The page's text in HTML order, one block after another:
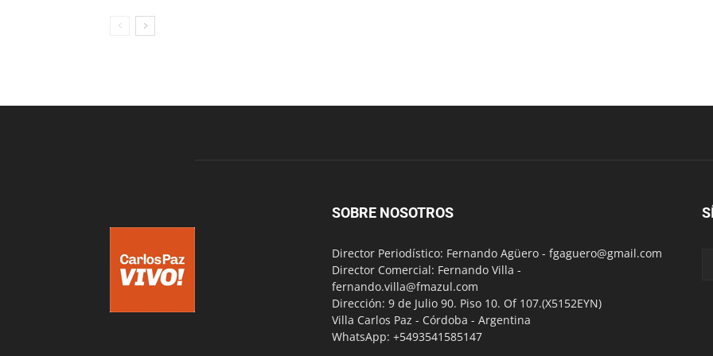
SOBRE NOSOTROS
Director Periodístico: Fernando Agüero - fgaguero@gmail.com
Director Comercial: Fernando Villa -
fernando.villa@fmazul.com
Dirección: 9 de Julio 90. Piso 10. Of 107.(X5152EYN)
Villa Carlos Paz - Córdoba - Argentina
WhatsApp: +5493541585147